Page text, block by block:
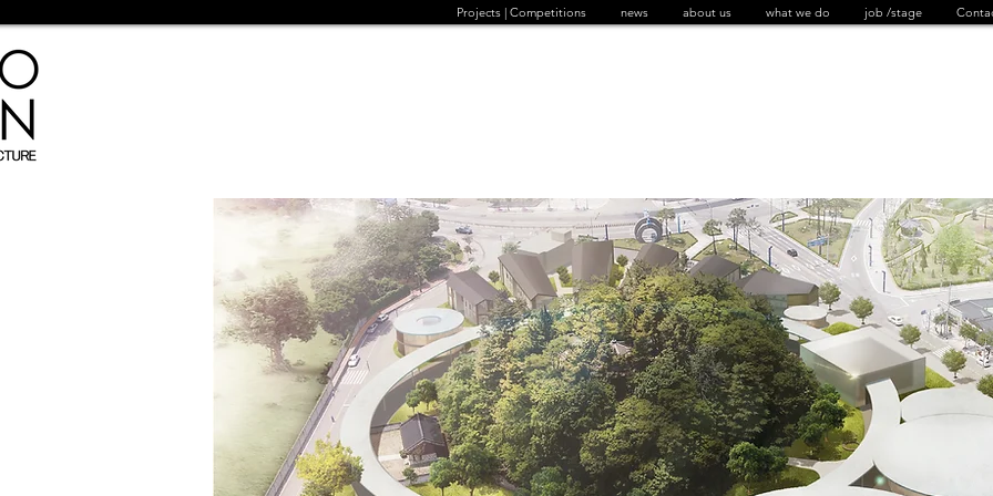
Projects | Competitions news about us what we do job /stage